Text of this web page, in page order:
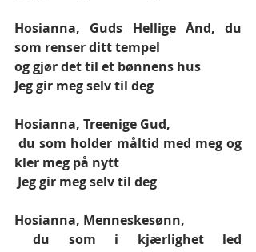
Hosianna, Guds Hellige Ånd, du
som renser ditt tempel
og gjør det til et bønnens hus
Jeg gir meg selv til deg
Hosianna, Treenige Gud,
du som holder måltid med meg og
kler meg på nytt
Jeg gir meg selv til deg
Hosianna, Menneskesønn,
du som i kjærlighet led